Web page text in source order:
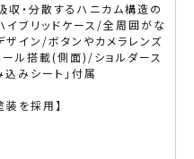
収・分散するハニカム構造の
イブリッドケース/全周囲がな
ザイン/ボタンやカメラレンズ
ル搭載(側面)/ショルダース
みシート」付属
を採用】